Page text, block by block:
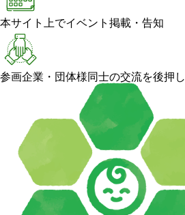
本サイト上でイベント掲載・告知
参画企業・団体様同士の交流を後押し